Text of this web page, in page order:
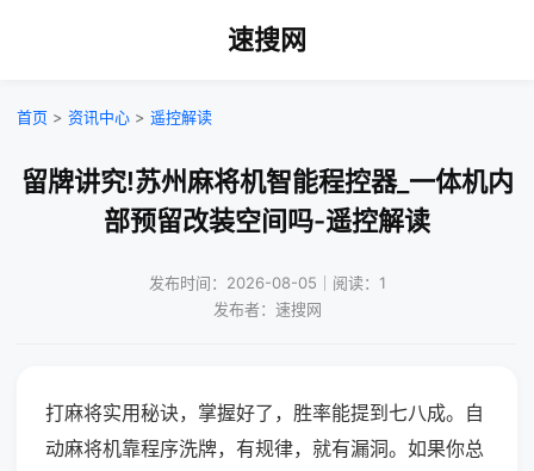
速搜网
首页 > 资讯中心 > 遥控解读
留牌讲究!苏州麻将机智能程控器_一体机内
部预留改装空间吗-遥控解读
发布时间：2026-08-05｜阅读：1
发布者：速搜网
打麻将实用秘诀，掌握好了，胜率能提到七八成。自
动麻将机靠程序洗牌，有规律，就有漏洞。如果你总